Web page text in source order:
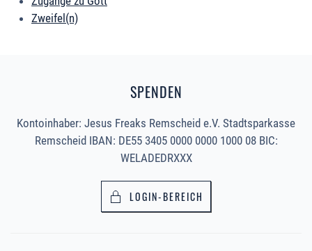
Zweifel(n)
SPENDEN
Kontoinhaber: Jesus Freaks Remscheid e.V. Stadtsparkasse
Remscheid IBAN: DE55 3405 0000 0000 1000 08 BIC:
WELADEDRXXX
LOGIN-BEREICH